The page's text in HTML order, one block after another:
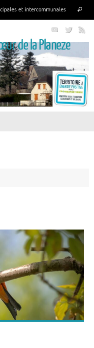
et intercommunales
de la Planeze